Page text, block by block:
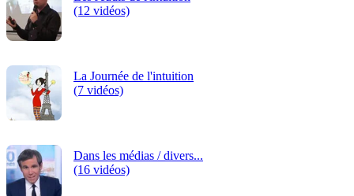
(12 vidéos)
La Journée de l'intuition
(7 vidéos)
Dans les médias / divers...
(16 vidéos)